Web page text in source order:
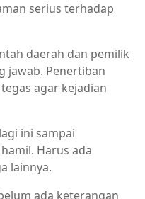
serius terhadap
daerah dan pemilik
jawab. Penertiban
agar kejadian
ini sampai
Harus ada
lainnya.
ada keterangan